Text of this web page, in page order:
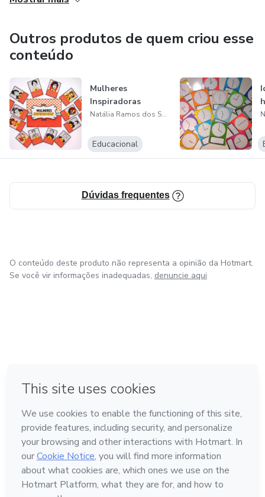
Outros produtos de quem criou esse
conteúdo
Mulheres
Inspiradoras
Natália Ramos dos Santos
Educacional
Dúvidas frequentes
O conteúdo deste produto não representa a opinião da Hotmart.
Se você vir informações inadequadas, denuncie aqui
Feito com ❤ em Bogotá
Conheça a Hotmart
Idioma